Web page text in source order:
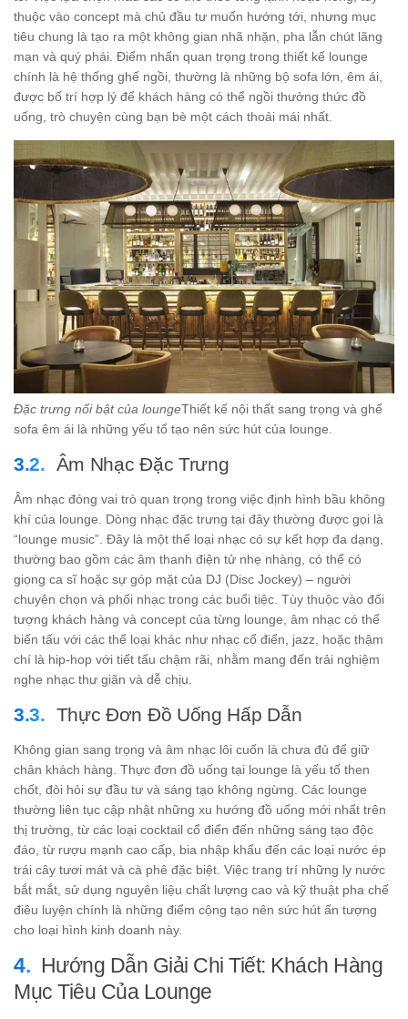
thuộc vào concept mà chủ đầu tư muốn hướng tới, nhưng mục
tiêu chung là tạo ra một không gian nhã nhặn, pha lẫn chút lãng
mạn và quý phái. Điểm nhấn quan trọng trong thiết kế lounge
chính là hệ thống ghế ngồi, thường là những bộ sofa lớn, êm ái,
được bố trí hợp lý để khách hàng có thể ngồi thưởng thức đồ
uống, trò chuyện cùng bạn bè một cách thoải mái nhất.
Đặc trưng nổi bật của loungeThiết kế nội thất sang trọng và ghế
sofa êm ái là những yếu tố tạo nên sức hút của lounge.
Âm Nhạc Đặc Trưng
Âm nhạc đóng vai trò quan trọng trong việc định hình bầu không
khí của lounge. Dòng nhạc đặc trưng tại đây thường được gọi là
“lounge music”. Đây là một thể loại nhạc có sự kết hợp đa dạng,
thường bao gồm các âm thanh điện tử nhẹ nhàng, có thể có
giọng ca sĩ hoặc sự góp mặt của DJ (Disc Jockey) – người
chuyên chọn và phối nhạc trong các buổi tiệc. Tùy thuộc vào đối
tượng khách hàng và concept của từng lounge, âm nhạc có thể
biến tấu với các thể loại khác như nhạc cổ điển, jazz, hoặc thậm
chí là hip-hop với tiết tấu chậm rãi, nhằm mang đến trải nghiệm
nghe nhạc thư giãn và dễ chịu.
Thực Đơn Đồ Uống Hấp Dẫn
Không gian sang trọng và âm nhạc lôi cuốn là chưa đủ để giữ
chân khách hàng. Thực đơn đồ uống tại lounge là yếu tố then
chốt, đòi hỏi sự đầu tư và sáng tạo không ngừng. Các lounge
thường liên tục cập nhật những xu hướng đồ uống mới nhất trên
thị trường, từ các loại cocktail cổ điển đến những sáng tạo độc
đáo, từ rượu mạnh cao cấp, bia nhập khẩu đến các loại nước ép
trái cây tươi mát và cà phê đặc biệt. Việc trang trí những ly nước
bắt mắt, sử dụng nguyên liệu chất lượng cao và kỹ thuật pha chế
điêu luyện chính là những điểm cộng tạo nên sức hút ấn tượng
cho loại hình kinh doanh này.
Hướng Dẫn Giải Chi Tiết: Khách Hàng
Mục Tiêu Của Lounge